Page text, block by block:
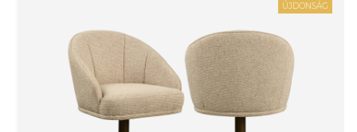
ÚJDONSÁG